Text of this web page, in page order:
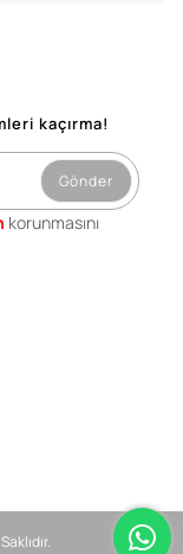
kaçırma!
Gönder
korunmasını